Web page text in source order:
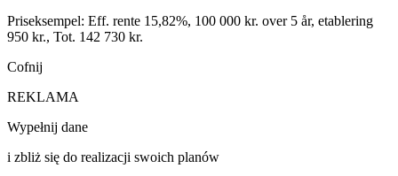
Priseksempel: Eff. rente 15,82%, 100 000 kr. over 5 år, etablering
950 kr., Tot. 142 730 kr.
Cofnij
REKLAMA
Wypełnij dane
i zbliż się do realizacji swoich planów